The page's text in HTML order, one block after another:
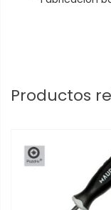
Productos